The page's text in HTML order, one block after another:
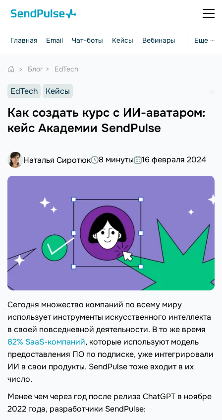
Еще ···
Главная Email Чат-боты Кейсы Вебинары Стратегии
Блог EdTech
EdTech Кейсы
Как создать курс с ИИ-аватаром:
кейс Академии SendPulse
Наталья Сиротюк 8 минуты 16 февраля 2024
Сегодня множество компаний по всему миру
использует инструменты искусственного интеллекта
в своей повседневной деятельности. В то же время
82% SaaS-компаний, которые используют модель
предоставления ПО по подписке, уже интегрировали
ИИ в свои продукты. SendPulse тоже входит в их
число.
Менее чем через год после релиза ChatGPT в ноябре
2022 года, разработчики SendPulse: